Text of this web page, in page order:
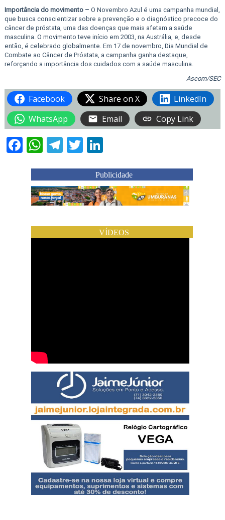
Importância do movimento – O Novembro Azul é uma campanha mundial,
que busca conscientizar sobre a prevenção e o diagnóstico precoce do
câncer de próstata, uma das doenças que mais afetam a saúde
masculina. O movimento teve início em 2003, na Austrália, e, desde
então, é celebrado globalmente. Em 17 de novembro, Dia Mundial de
Combate ao Câncer de Próstata, a campanha ganha destaque,
reforçando a importância dos cuidados com a saúde masculina.
Ascom/SEC
Facebook Share on X
LinkedIn
WhatsApp
Email Copy Link
Facebook
WhatsApp
Telegram
Twitter
LinkedIn
Publicidade
VÍDEOS